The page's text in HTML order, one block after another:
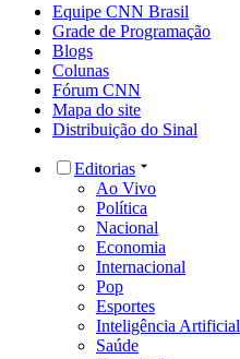
Equipe CNN Brasil
Grade de Programação
Blogs
Colunas
Fórum CNN
Mapa do site
Distribuição do Sinal
Editorias
Ao Vivo
Política
Nacional
Economia
Internacional
Pop
Esportes
Inteligência Artificial
Saúde